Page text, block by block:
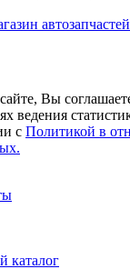
Вы
ведения
с Политикой в
каталог